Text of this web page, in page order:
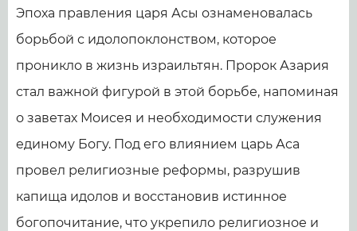
Эпоха правления царя Асы ознаменовалась
борьбой с идолопоклонством, которое
проникло в жизнь израильтян. Пророк Азария
стал важной фигурой в этой борьбе, напоминая
о заветах Моисея и необходимости служения
единому Богу. Под его влиянием царь Аса
провел религиозные реформы, разрушив
капища идолов и восстановив истинное
богопочитание, что укрепило религиозное и